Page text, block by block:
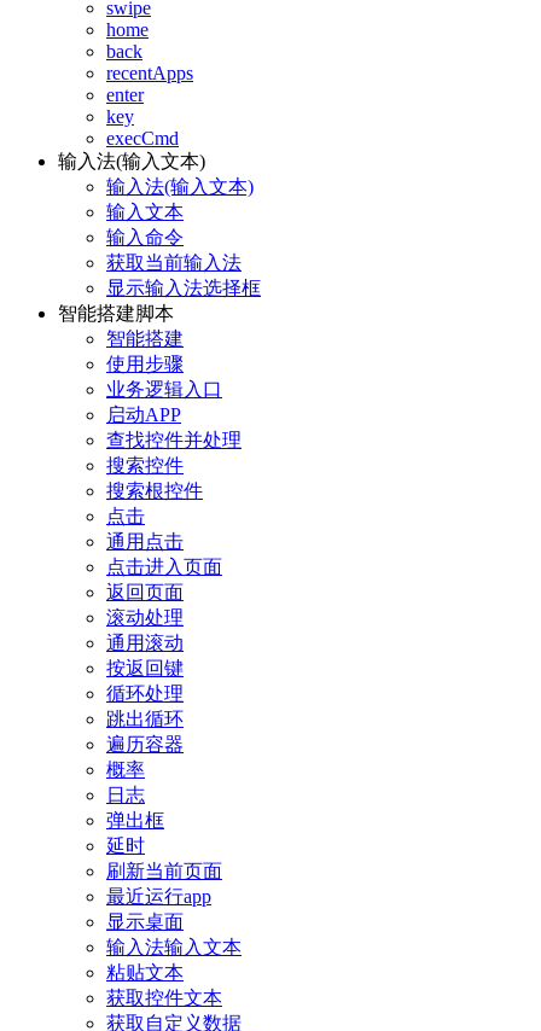
swipe
home
back
recentApps
enter
key
execCmd
输入法(输入文本)
输入法(输入文本)
输入文本
输入命令
获取当前输入法
显示输入法选择框
智能搭建脚本
智能搭建
使用步骤
业务逻辑入口
启动APP
查找控件并处理
搜索控件
搜索根控件
点击
通用点击
点击进入页面
返回页面
滚动处理
通用滚动
按返回键
循环处理
跳出循环
遍历容器
概率
日志
弹出框
延时
刷新当前页面
最近运行app
显示桌面
输入法输入文本
粘贴文本
获取控件文本
获取自定义数据